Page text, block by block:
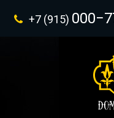
+7 (915)